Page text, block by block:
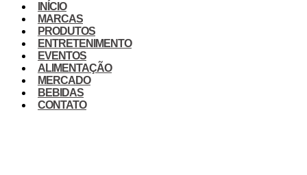
INÍCIO
MARCAS
PRODUTOS
ENTRETENIMENTO
EVENTOS
ALIMENTAÇÃO
MERCADO
BEBIDAS
CONTATO